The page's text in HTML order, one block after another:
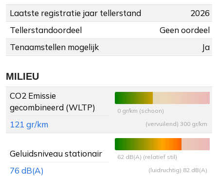
Laatste registratie jaar tellerstand
2026
Tellerstandoordeel
Geen oordeel
Tenaamstellen mogelijk
Ja
MILIEU
CO2 Emissie
gecombineerd (WLTP)
121 gr/km
0 gr/km (schoon)
(vervuilend) 300 gr/km
Geluidsniveau stationair
76 dB(A)
62 dB(A) (relatief stil)
(luidruchtig) 82 dB(A)